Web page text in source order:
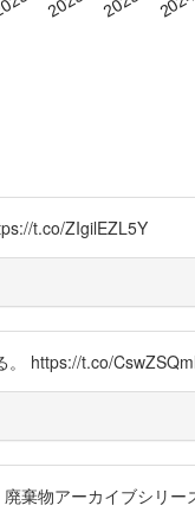
t.co/ZIgilEZL5Y
。 https://t.co/
棄物アーカイブシリ